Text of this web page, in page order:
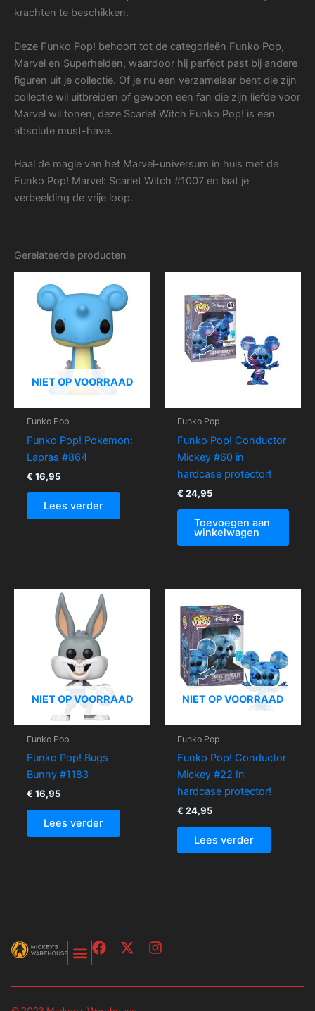
krachten te beschikken.
Deze Funko Pop! behoort tot de categorieën Funko Pop,
Marvel en Superhelden, waardoor hij perfect past bij andere
figuren uit je collectie. Of je nu een verzamelaar bent die zijn
collectie wil uitbreiden of gewoon een fan die zijn liefde voor
Marvel wil tonen, deze Scarlet Witch Funko Pop! is een
absolute must-have.
Haal de magie van het Marvel-universum in huis met de
Funko Pop! Marvel: Scarlet Witch #1007 en laat je
verbeelding de vrije loop.
Gerelateerde producten
NIET OP VOORRAAD
Funko Pop
Funko Pop! Pokemon:
Lapras #864
€ 16,95
Lees verder
Funko Pop
Funko Pop! Conductor
Mickey #60 in
hardcase protector!
€ 24,95
Toevoegen aan
winkelwagen
NIET OP VOORRAAD
Funko Pop
Funko Pop! Bugs
Bunny #1183
€ 16,95
Lees verder
NIET OP VOORRAAD
Funko Pop
Funko Pop! Conductor
Mickey #22 In
hardcase protector!
€ 24,95
Lees verder
F
e
X
w
I
t